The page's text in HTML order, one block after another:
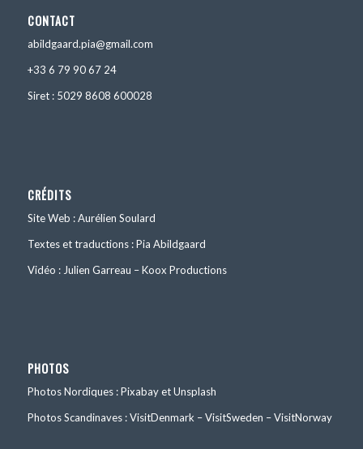
CONTACT
abildgaard.pia@gmail.com
+33 6 79 90 67 24
Siret : 5029 8608 600028
CRÉDITS
Site Web : Aurélien Soulard
Textes et traductions : Pia Abildgaard
Vidéo : Julien Garreau – Koox Productions
PHOTOS
Photos Nordiques : Pixabay et Unsplash
Photos Scandinaves : VisitDenmark – VisitSweden – VisitNorway